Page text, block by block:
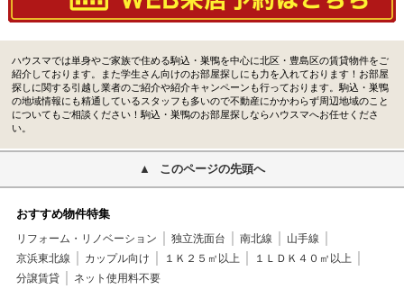
ハウスマでは単身やご家族で住める駒込・巣鴨を中心に北区・豊島区の賃貸物件をご
紹介しております。また学生さん向けのお部屋探しにも力を入れております！お部屋
探しに関する引越し業者のご紹介や紹介キャンペーンも行っております。駒込・巣鴨
の地域情報にも精通しているスタッフも多いので不動産にかかわらず周辺地域のこと
についてもご相談ください！駒込・巣鴨のお部屋探しならハウスマへお任せくださ
い。
このページの先頭へ
おすすめ物件特集
リフォーム・リノベーション 独立洗面台 南北線
山手線
京浜東北線
カップル向け １Ｋ２５㎡以上
１ＬＤＫ４０㎡以上
分譲賃貸
ネット使用料不要